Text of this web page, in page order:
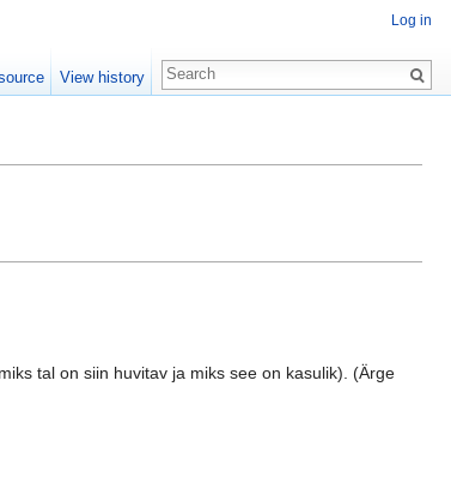
tal on siin huvitav ja miks see on kasulik). (Ärge
Log in
View history